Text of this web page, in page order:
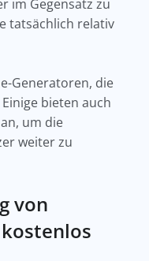
im Gegensatz zu
tatsächlich relativ
Generatoren, die
bieten auch
um die
weiter zu
von